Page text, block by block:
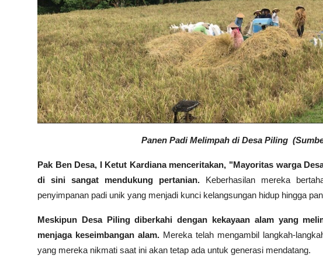
Panen Padi Melimpah di Desa Piling
Pak Ben Desa, I Ketut Kardiana menceritakan, "Mayoritas warga
di sini sangat mendukung pertanian. Keberhasilan mereka
penyimpanan padi unik yang menjadi kunci kelangsungan hidup hingga
Meskipun Desa Piling diberkahi dengan kekayaan alam yang
menjaga keseimbangan alam.Mereka telah mengambil langkah-
yang mereka nikmati saat ini akan tetap ada untuk generasi mendatang.